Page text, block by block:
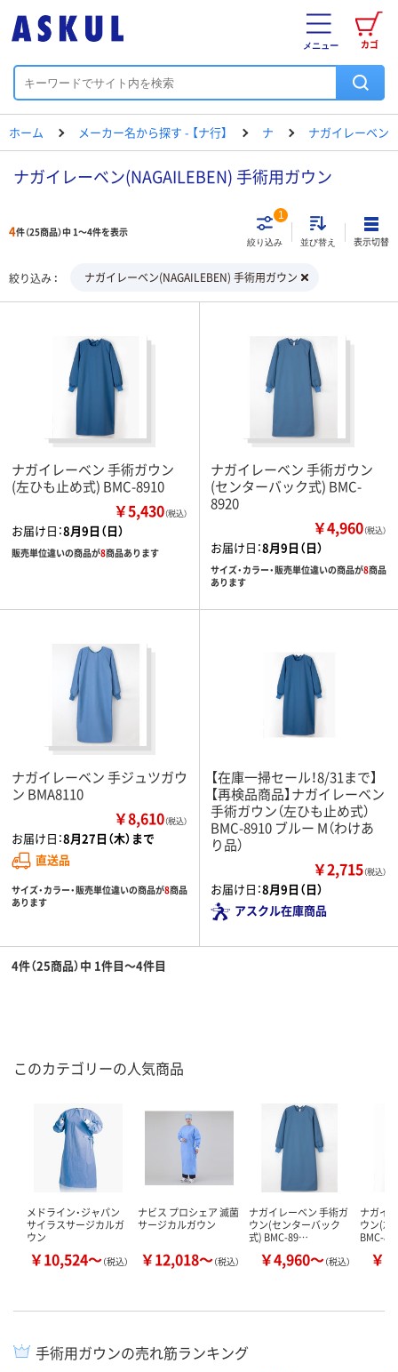
カゴ
メニュー
ホーム メーカー名から探す - 【ナ行】 ナ ナガイレーベン
ナガイレーベン(NAGAILEBEN) 手術用ガウン
4件（25商品）中 1～4件を表示
絞り込み
1
並び替え 表示切替
絞り込み ナガイレーベン(NAGAILEBEN) 手術用ガウン
ナガイレーベン 手術ガウン
(左ひも止め式) BMC-8910
￥5,430（税込）
お届け日：8月9日（日）
販売単位違いの商品が8商品あります
ナガイレーベン 手術ガウン
(センターバック式) BMC-
8920
￥4,960（税込）
お届け日：8月9日（日）
サイズ・カラー・販売単位違いの商品が8商品
あります
ナガイレーベン 手ジュツガウ
ン BMA8110
￥8,610（税込）
お届け日：8月27日（木）まで
直送品
サイズ・カラー・販売単位違いの商品が8商品
あります
【在庫一掃セール！8/31まで】
【再検品商品】ナガイレーベン
手術ガウン（左ひも止め式）
BMC-8910 ブルー M（わけあ
り品）
￥2,715（税込）
お届け日：8月9日（日）
アスクル在庫商品
4件（25商品）中 1件目～4件目
このカテゴリーの人気商品
メドライン・ジャパン
サイラスサージカルガ
ウン
￥10,524～（税込）
ナビス プロシェア 滅菌
サージカルガウン
￥12,018～（税込）
ナガイレーベン 手術ガ
ウン(センターバック
式) BMC-89…
￥4,960～（税込）
ナガイ
ウン(左
BMC-
￥
手術用ガウンの売れ筋ランキング